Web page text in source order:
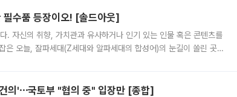
수품 등장이오! [솔드아웃]
. 자신의 취향, 가치관과 유사하거나 인기 있는 인물 혹은 콘텐츠를
오늘, 잘파세대(Z세대와 알파세대의 합성어)의 눈길이 쏠린 곳은
의'⋯국토부 "협의 중" 입장만 [종합]